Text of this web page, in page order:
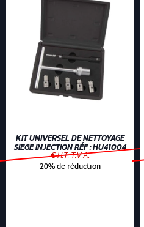
KIT UNIVERSEL DE NETTOYAGE
SIEGE INJECTION RÉF : HU41004
€ H.T. T.V.A.
20% de réduction